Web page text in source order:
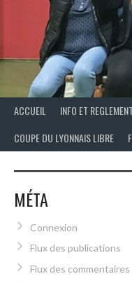
ACCUEIL INFO ET
COUPE DU LYONNAIS LIBRE
MÉTA
Connexion
Flux des publications
Flux des commentaires